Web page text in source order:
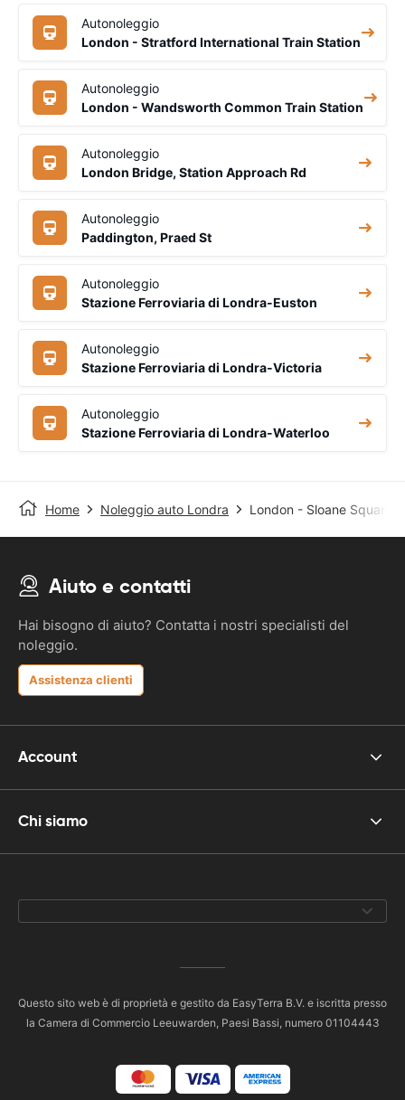
Autonoleggio
London - Stratford International Train Station
Autonoleggio
London - Wandsworth Common Train Station
Autonoleggio
London Bridge, Station Approach Rd
Autonoleggio
Paddington, Praed St
Autonoleggio
Stazione Ferroviaria di Londra-Euston
Autonoleggio
Stazione Ferroviaria di Londra-Victoria
Autonoleggio
Stazione Ferroviaria di Londra-Waterloo
Home Noleggio auto Londra London - Sloane Square
Aiuto e contatti
Hai bisogno di aiuto? Contatta i nostri specialisti del
noleggio.
Assistenza clienti
Account
Chi siamo
Questo sito web è di proprietà e gestito da EasyTerra B.V. e iscritta presso
la Camera di Commercio Leeuwarden, Paesi Bassi, numero 01104443